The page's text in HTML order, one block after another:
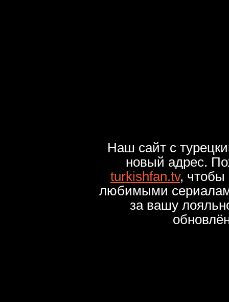
Наш сайт с
новый адрес.
turkishfan.tv, чтобы
любимыми
за вашу